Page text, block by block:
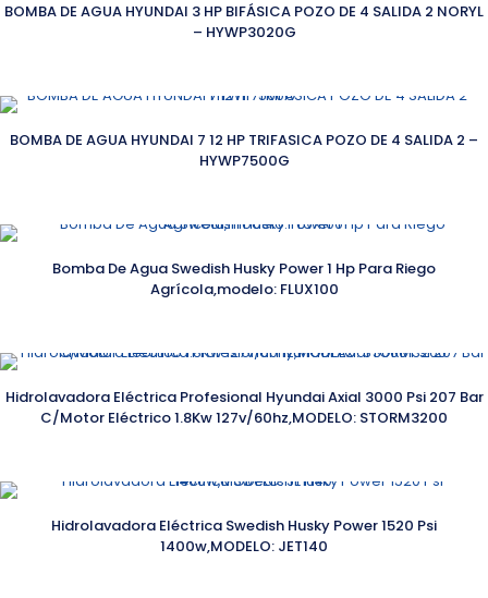
BOMBA DE AGUA HYUNDAI 3 HP BIFÁSICA POZO DE 4 SALIDA 2 NORYL
– HYWP3020G
BOMBA DE AGUA HYUNDAI 7 12 HP TRIFASICA POZO DE 4 SALIDA 2 –
HYWP7500G
Bomba De Agua Swedish Husky Power 1 Hp Para Riego
Agrícola,modelo: FLUX100
Hidrolavadora Eléctrica Profesional Hyundai Axial 3000 Psi 207 Bar
C/Motor Eléctrico 1.8Kw 127v/60hz,MODELO: STORM3200
Hidrolavadora Eléctrica Swedish Husky Power 1520 Psi
1400w,MODELO: JET140